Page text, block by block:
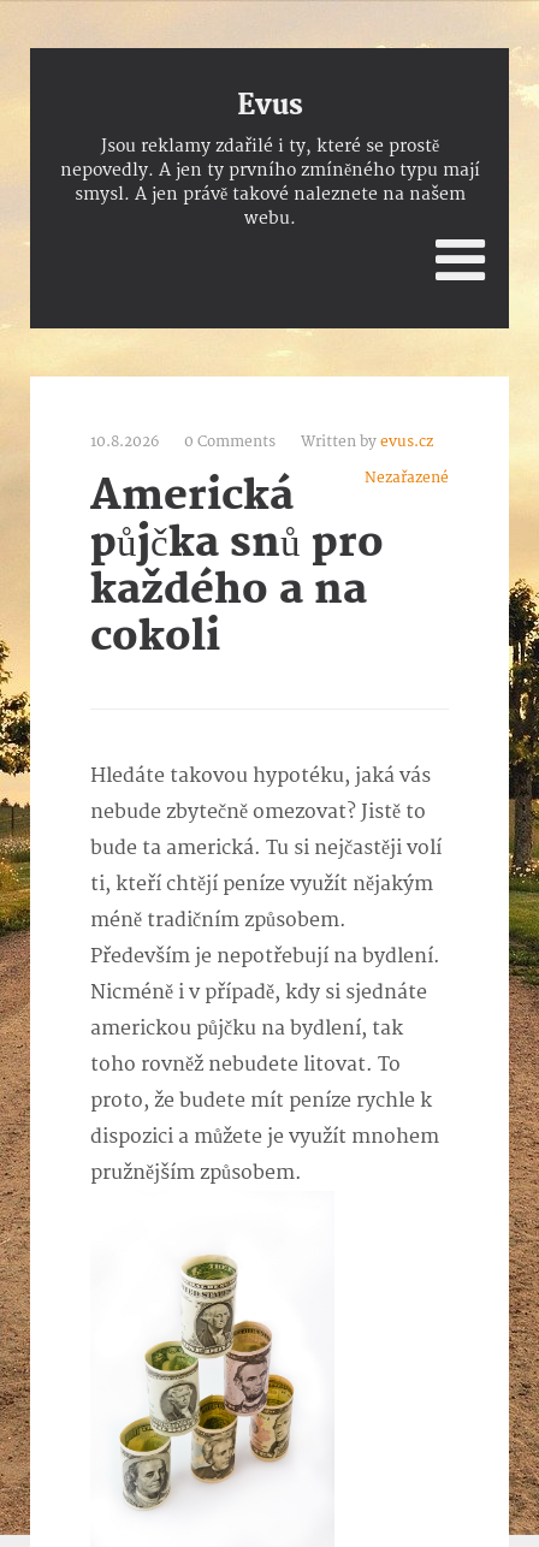
Evus
Jsou reklamy zdařilé i ty, které se prostě
nepovedly. A jen ty prvního zmíněného typu mají
smysl. A jen právě takové naleznete na našem
webu.
10.8.2026 0 Comments Written by evus.cz
Nezařazené
Americká
půjčka snů pro
každého a na
cokoli
Hledáte takovou hypotéku, jaká vás
nebude zbytečně omezovat? Jistě to
bude ta americká. Tu si nejčastěji volí
ti, kteří chtějí peníze využít nějakým
méně tradičním způsobem.
Především je nepotřebují na bydlení.
Nicméně i v případě, kdy si sjednáte
americkou půjčku na bydlení, tak
toho rovněž nebudete litovat. To
proto, že budete mít peníze rychle k
dispozici a můžete je využít mnohem
pružnějším způsobem.